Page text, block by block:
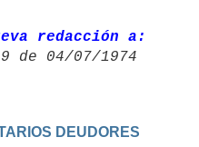
redacción a:
de 04/07/1974
DEUDORES